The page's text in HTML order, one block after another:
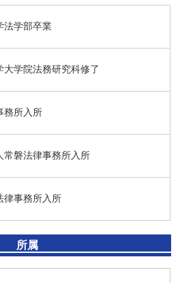
法学部卒業
大学院法務研究科修了
務所入所
常磐法律事務所入所
律事務所入所
所属